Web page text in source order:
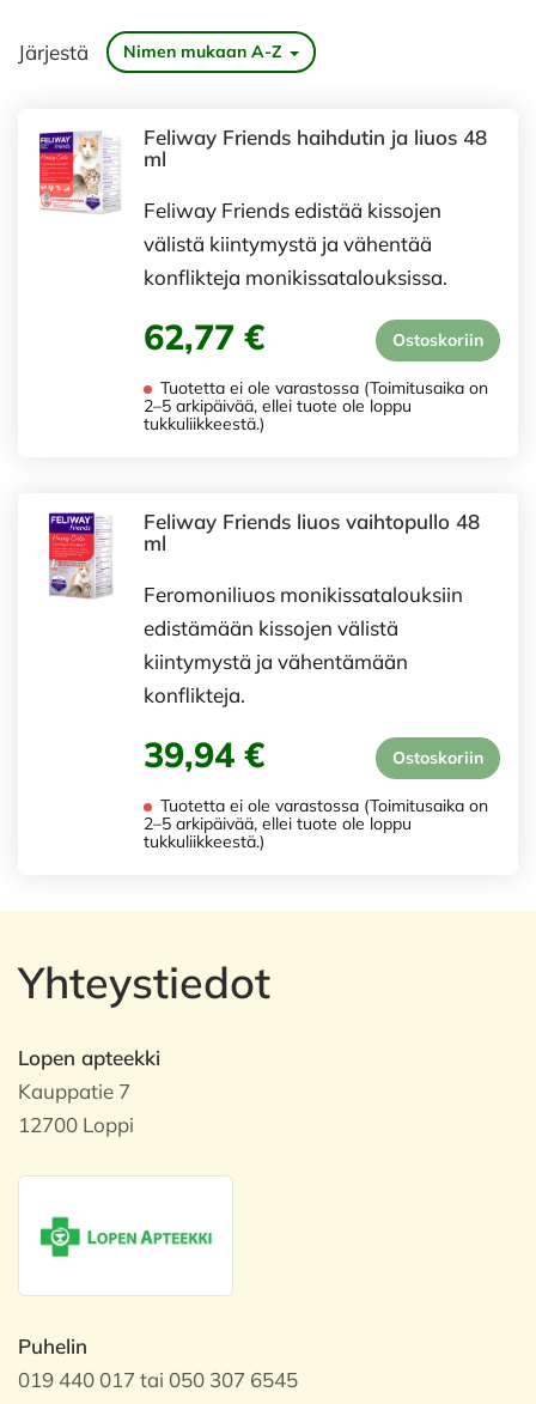
Järjestä Nimen mukaan A-Z
Feliway Friends haihdutin ja liuos 48
ml
Feliway Friends edistää kissojen
välistä kiintymystä ja vähentää
konflikteja monikissatalouksissa.
62,77 € Ostoskoriin
Tuotetta ei ole varastossa (Toimitusaika on
2–5 arkipäivää, ellei tuote ole loppu
tukkuliikkeestä.)
Feliway Friends liuos vaihtopullo 48
ml
Feromoniliuos monikissatalouksiin
edistämään kissojen välistä
kiintymystä ja vähentämään
konflikteja.
39,94 € Ostoskoriin
Tuotetta ei ole varastossa (Toimitusaika on
2–5 arkipäivää, ellei tuote ole loppu
tukkuliikkeestä.)
Yhteystiedot
Lopen apteekki
Kauppatie 7
12700 Loppi
Puhelin
019 440 017 tai 050 307 6545